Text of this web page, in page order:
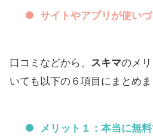
サイトやアプリが使い
口コミなどから、 スキマのメ
いても以下の６項目にまとめま
メリット１：本当に無料